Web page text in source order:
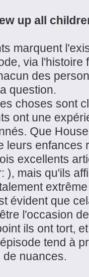
up all
marquent
via l'histoire
des
question.
choses sont
ont une
Que
leurs enfances
excellents
), mais qu'ils
évident que
l'occasion
ils ont tort,
tend à
nuances.